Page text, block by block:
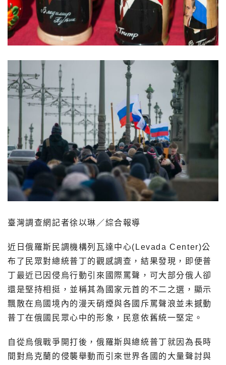
臺灣調查網記者徐以琳／綜合報導
近日俄羅斯民調機構列瓦達中心(Levada Center)公
布了民眾對總統普丁的觀感調查，結果發現，即便普
丁最近已因侵烏行動引來國際罵聲，可大部分俄人卻
還是堅持相挺，並稱其為國家元首的不二之選，顯示
飄散在烏國境內的漫天硝煙與各國斥罵聲浪並未撼動
普丁在俄國民眾心中的形象，民意依舊統一堅定。
自從烏俄戰爭開打後，俄羅斯與總統普丁就因為長時
間對烏克蘭的侵襲舉動而引來世界各國的大量聲討與